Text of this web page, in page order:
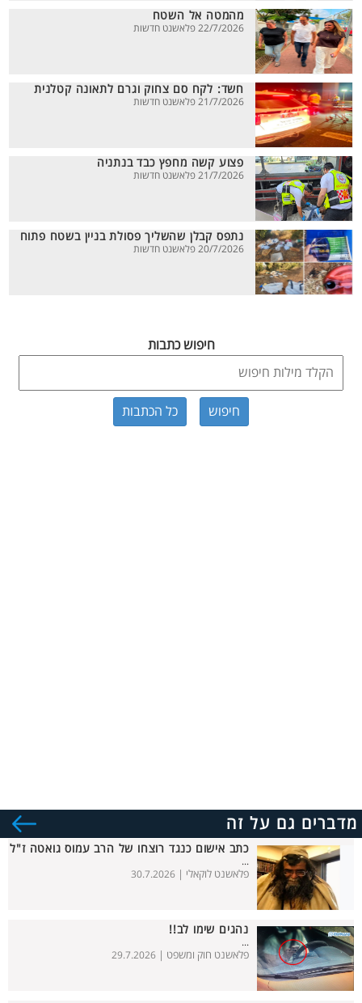
מהמטה אל השטח
22/7/2026 פלאשנט חדשות
חשד: לקח סם צחוק וגרם לתאונה קטלנית
21/7/2026 פלאשנט חדשות
פצוע קשה מחפץ כבד בנתניה
21/7/2026 פלאשנט חדשות
נתפס קבלן שהשליך פסולת בניין בשטח פתוח
20/7/2026 פלאשנט חדשות
חיפוש כתבות
כל הכתבות
מדברים גם על זה